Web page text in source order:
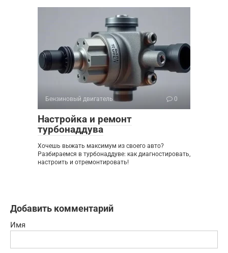
Бензиновый двигатель 0
Настройка и ремонт
турбонаддува
Хочешь выжать максимум из своего авто?
Разбираемся в турбонаддуве: как диагностировать,
настроить и отремонтировать!
Добавить комментарий
Имя